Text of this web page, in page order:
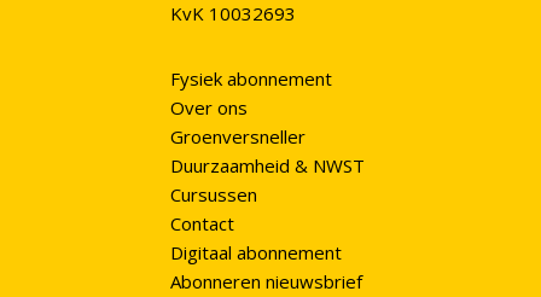
KvK 10032693
Fysiek abonnement
Over ons
Groenversneller
Duurzaamheid & NWST
Cursussen
Contact
Digitaal abonnement
Abonneren nieuwsbrief